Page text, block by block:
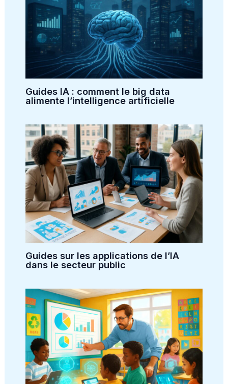
Guides IA : comment le big data
alimente l’intelligence artificielle
Guides sur les applications de l’IA
dans le secteur public